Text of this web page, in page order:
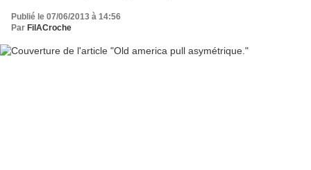
Publié le 07/06/2013 à 14:56
Par FilACroche